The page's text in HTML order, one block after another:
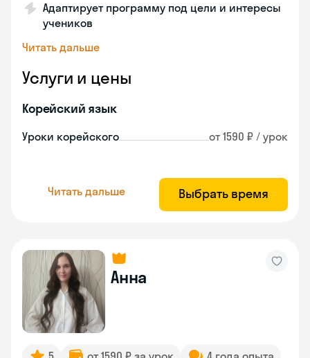
Адаптирует программу под цели и интересы
учеников
Читать дальше
Услуги и цены
Корейский язык
Уроки корейского от 1590 ₽ / урок
Читать дальше Выбрать время
Анна